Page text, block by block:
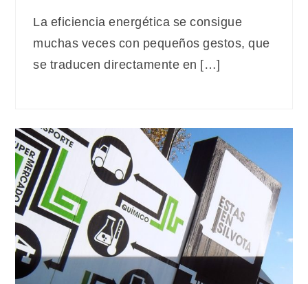
La eficiencia energética se consigue
muchas veces con pequeños gestos, que
se traducen directamente en […]